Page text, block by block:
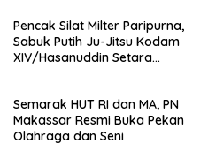
Pencak Silat Milter Paripurna,
Sabuk Putih Ju-Jitsu Kodam
XIV/Hasanuddin Setara
Semarak HUT RI dan MA, PN
Makassar Resmi Buka Pekan
Olahraga dan Seni